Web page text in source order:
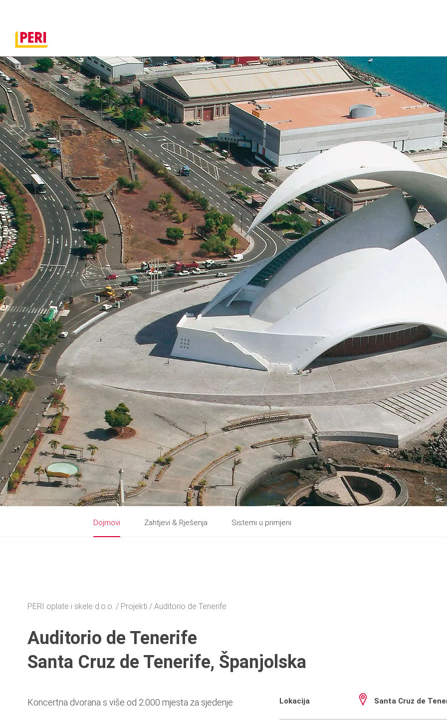
Dojmovi Zahtjevi & Rješenja Sistemi u primjeni
PERI oplate i skele d.o.o. Projekti Auditorio de Tenerife
Auditorio de Tenerife
Santa Cruz de Tenerife, Španjolska
Koncertna dvorana s više od 2.000 mjesta za sjedenje Lokacija Santa Cruz de